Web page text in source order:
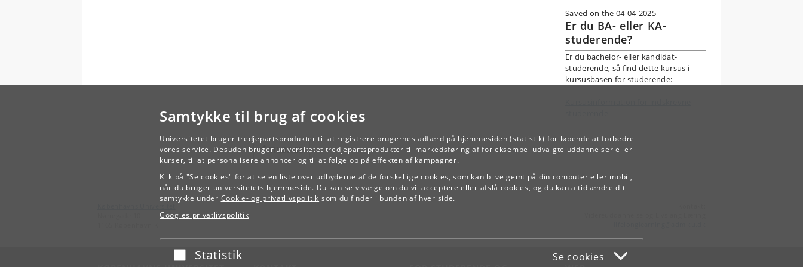
Samtykke til brug af cookies
Universitetet bruger tredjepartsprodukter til at registrere brugernes adfærd på hjemmesiden (statistik) for løbende at forbedre
vores service. Desuden bruger universitetet tredjepartsprodukter til markedsføring af for eksempel udvalgte uddannelser eller
kurser, til at personalisere annoncer og til at følge op på effekten af kampagner.
Klik på "Se cookies" for at se en liste over udbyderne af de forskellige cookies, som kan blive gemt på din computer eller mobil,
når du bruger universitetets hjemmeside. Du kan selv vælge om du vil acceptere eller afslå cookies, og du kan altid ændre dit
samtykke under Cookie- og privatlivspolitik som du finder i bunden af hver side.
Googles privatlivspolitik
Acceptér eller afslå
Statistik Se cookies
Saved on the 04-04-2025
Er du BA- eller KA-
studerende?
Er du bachelor- eller kandidat-
studerende, så find dette kursus i
kursusbasen for studerende:
TILBAGE